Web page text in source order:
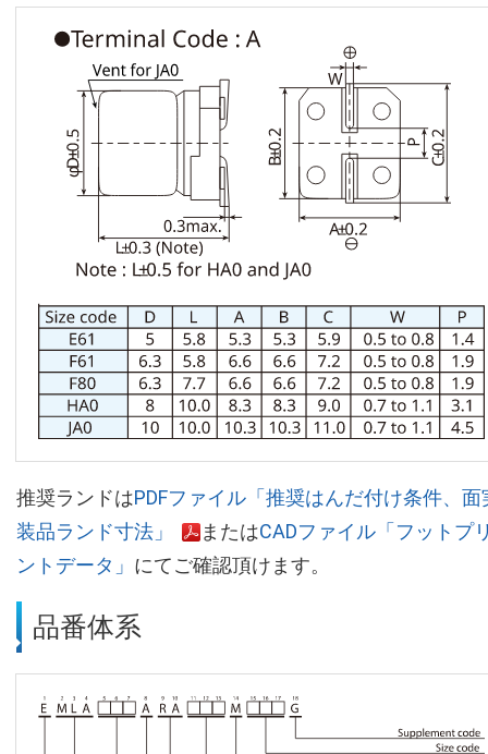
推奨ランドはPDFファイル「推奨はんだ付け条件、面
装品ランド寸法」
またはCADファイル「フットプ
ントデータ」 にてご確認頂けます。
品番体系